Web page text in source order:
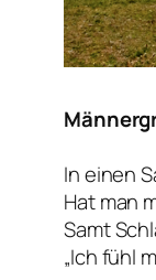
In einen
Hat man
Samt
„Ich fühl